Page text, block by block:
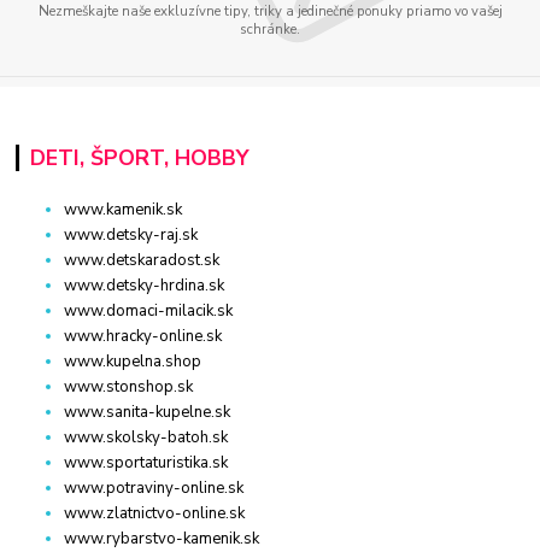
Nezmeškajte naše exkluzívne tipy, triky a jedinečné ponuky priamo vo vašej
schránke.
DETI, ŠPORT, HOBBY
www.kamenik.sk
www.detsky-raj.sk
www.detskaradost.sk
www.detsky-hrdina.sk
www.domaci-milacik.sk
www.hracky-online.sk
www.kupelna.shop
www.stonshop.sk
www.sanita-kupelne.sk
www.skolsky-batoh.sk
www.sportaturistika.sk
www.potraviny-online.sk
www.zlatnictvo-online.sk
www.rybarstvo-kamenik.sk